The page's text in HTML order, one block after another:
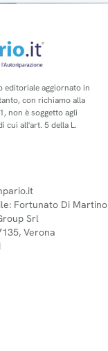
editoriale aggiornato in
con richiamo alla
non è soggetto agli
cui all'art. 5 della L.
Fortunato Di Martino
Srl
Verona